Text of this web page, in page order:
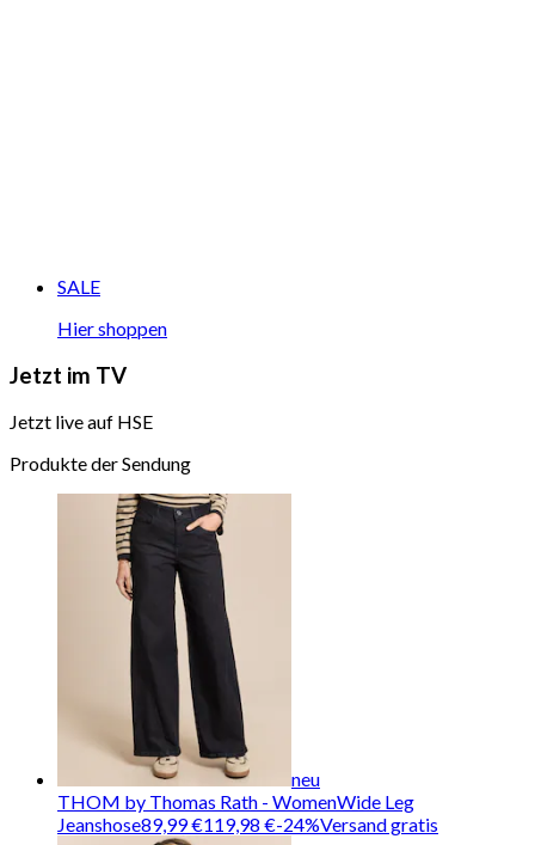
SALE
Hier shoppen
Jetzt im TV
Jetzt live auf HSE
Produkte der Sendung
neu
THOM by Thomas Rath - WomenWide Leg
Jeanshose89,99 €119,98 €-24%Versand gratis